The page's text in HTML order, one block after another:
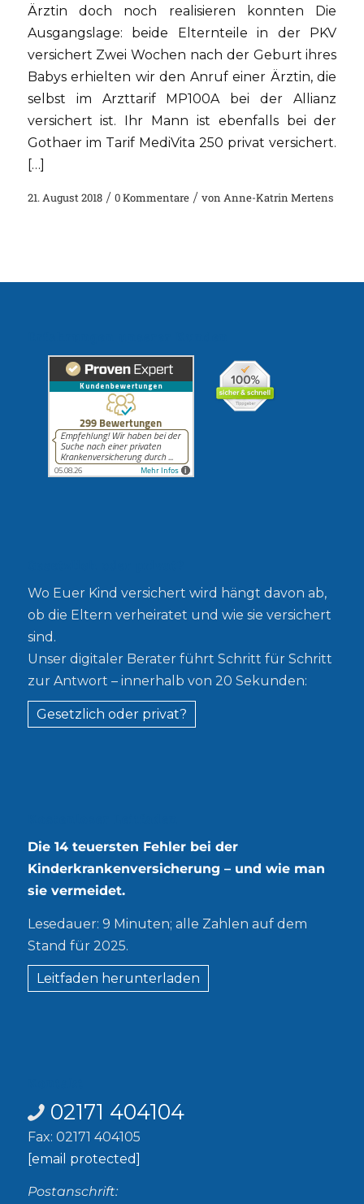
Ärztin doch noch realisieren konnten Die
Ausgangslage: beide Elternteile in der PKV
versichert Zwei Wochen nach der Geburt ihres
Babys erhielten wir den Anruf einer Ärztin, die
selbst im Arzttarif MP100A bei der Allianz
versichert ist. Ihr Mann ist ebenfalls bei der
Gothaer im Tarif MediVita 250 privat versichert.
[…]
21. August 2018 / 0 Kommentare / von Anne-Katrin Mertens
Wo Euer Kind versichert wird hängt davon ab,
ob die Eltern verheiratet und wie sie versichert
sind.
Unser digitaler Berater führt Schritt für Schritt
zur Antwort – innerhalb von 20 Sekunden:
Gesetzlich oder privat?
Die 14 teuersten Fehler bei der
Kinderkrankenversicherung – und wie man
sie vermeidet.
Lesedauer: 9 Minuten; alle Zahlen auf dem
Stand für 2025.
Leitfaden herunterladen
02171 404104
Fax: 02171 404105
[email protected]
Postanschrift: